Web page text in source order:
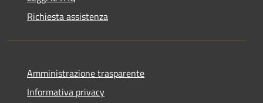
Richiesta assistenza
Amministrazione trasparente
Informativa privacy